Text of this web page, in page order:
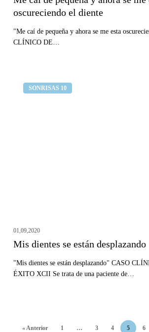
oscureciendo el diente
"Me caí de pequeña y ahora se me esta
CLÍNICO DE…
dientes
SONRISAS 10
01,09,2020
Mis dientes se están desplazando
"Mis dientes se están desplazando" CASO
ÉXITO XCII Se trata de una paciente de…
Clínica dental Curull
« Anterior 1 … 3 4 5 6